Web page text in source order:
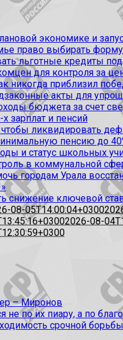
экономике и
право выбирать
льготные кредиты
для контроля за
никогда приблизил
акты для
бюджета за счет
зарплат и пенсий
ликвидировать
пенсию до
и статус школьных
в коммунальной
городам Урала
снижение ключевой
08-05T14:00:04+0300
2026-08-
– Миронов
не по их пиару, а по
срочной